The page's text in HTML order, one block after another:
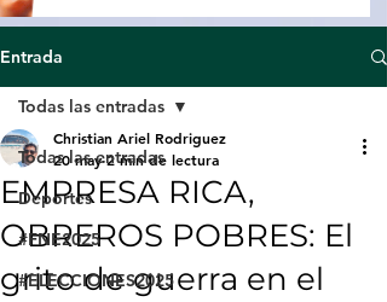
Entrada
Todas las entradas
Deportes
#FNE2025
#ELECCIONES2025
Todas las entradas
EMPRESA RICA,
OBREROS POBRES: El
grito de guerra en el
Christian Ariel Rodriguez
20 may 2 min de lectura